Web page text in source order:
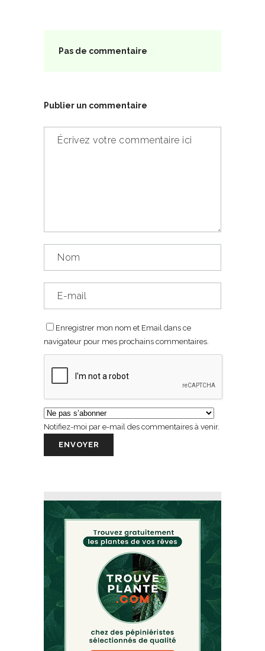
Pas de commentaire
Publier un commentaire
Enregistrer mon nom et Email dans ce
navigateur pour mes prochains commentaires.
Notifiez-moi par e-mail des commentaires à venir.